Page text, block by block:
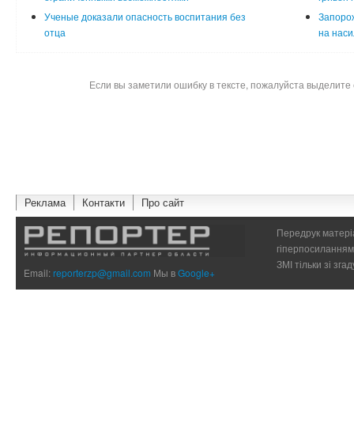
Ученые доказали опасность воспитания без
отца
на
Если вы заметили ошибку в тексте, пожалуйста
Реклама Контакти Про сайт
Email:reporterzp@gmail.com Мы вGoogle+
Передрук
ЗМІ тільки зі